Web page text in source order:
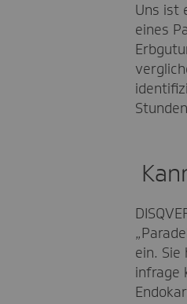
Uns ist
eines
ein.
infrage